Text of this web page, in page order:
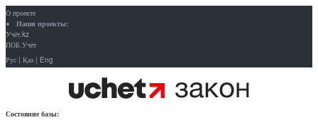
О проекте
Наши проекты:
Учёт.kz
ПОБ.Учёт
Рус | Қаз | Eng
Состояние базы: